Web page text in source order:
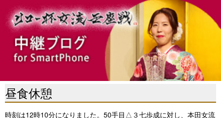
昼食休憩
時刻は12時10分になりました。50手目△３七歩成に対し、本田女流